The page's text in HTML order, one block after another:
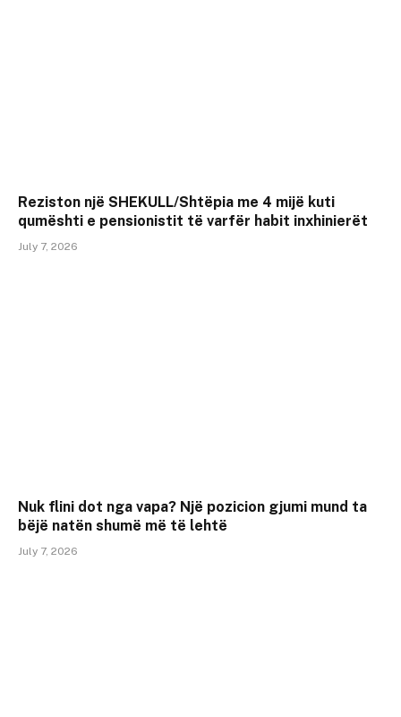
Reziston një SHEKULL/Shtëpia me 4 mijë kuti
qumështi e pensionistit të varfër habit inxhinierët
July 7, 2026
Nuk flini dot nga vapa? Një pozicion gjumi mund ta
bëjë natën shumë më të lehtë
July 7, 2026